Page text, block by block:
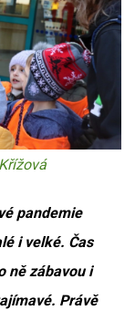
pandemie
i velké. Čas
ně zábavou i
Právě